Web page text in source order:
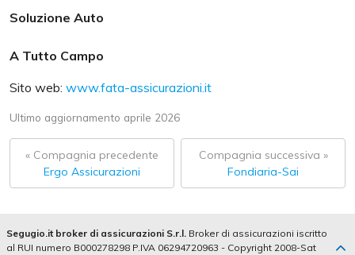
Soluzione Auto
A Tutto Campo
Sito web: www.fata-assicurazioni.it
Ultimo aggiornamento aprile 2026
« Compagnia precedente
Ergo Assicurazioni
Compagnia successiva »
Fondiaria-Sai
Segugio.it broker di assicurazioni S.r.l. Broker di assicurazioni iscritto
al RUI numero B000278298 P.IVA 06294720963 - Copyright 2008-Sat